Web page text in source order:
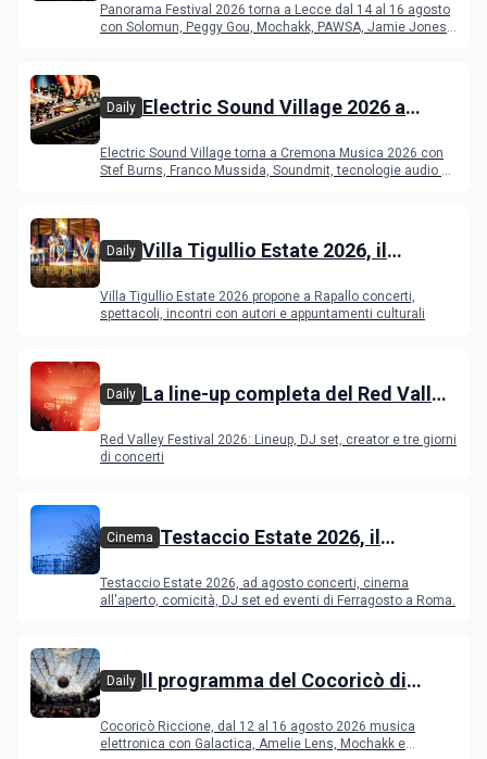
programma
Panorama Festival 2026 torna a Lecce dal 14 al 16 agosto
con Solomun, Peggy Gou, Mochakk, PAWSA, Jamie Jones
Daily Electric Sound Village 2026 a
Young Band Contest, il programma
Electric Sound Village torna a Cremona Musica 2026 con
Stef Burns, Franco Mussida, Soundmit, tecnologie audio e
Daily Villa Tigullio Estate 2026, il
Villa Tigullio Estate 2026 propone a Rapallo concerti,
spettacoli, incontri con autori e appuntamenti culturali
Daily La line-up completa del Red Valley
Red Valley Festival 2026: Lineup, DJ set, creator e tre giorni
di concerti
Cinema Testaccio Estate 2026, il
Ferragosto
Testaccio Estate 2026, ad agosto concerti, cinema
all'aperto, comicità, DJ set ed eventi di Ferragosto a Roma.
Daily Il programma del Cocoricò di
Cocoricò Riccione, dal 12 al 16 agosto 2026 musica
elettronica con Galactica, Amelie Lens, Mochakk e